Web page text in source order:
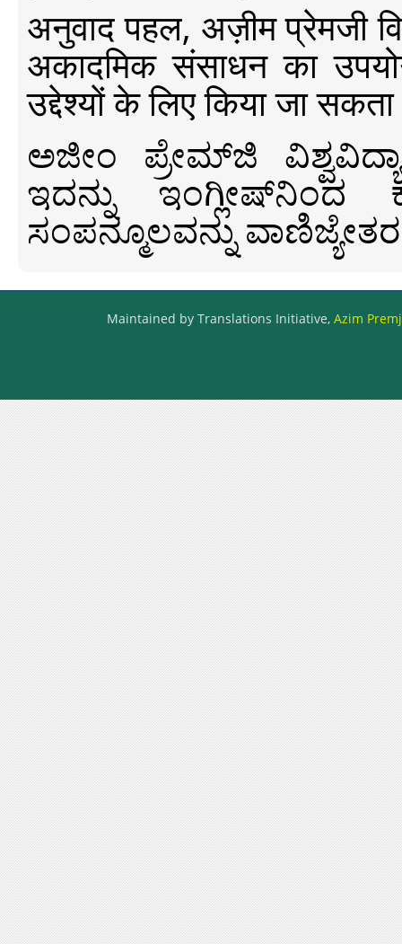
अनुवाद पहल, अज़ीम प्रेमजी
अकादमिक संसाधन का
उद्देश्यों के लिए किया जा
ಅಜೀಂ ಪ್ರೇಮ್‍ಜಿ
ಇದನ್ನು ಇಂಗ್ಲೀಷ್‍ನಿಂದ
ಸಂಪನ್ಮೂಲವನ್ನು
Maintained by Translations Initiative, Azim